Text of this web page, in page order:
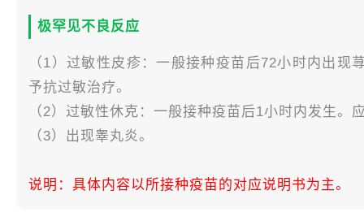
极罕见不良反应
（1）过敏性皮疹：一般接种疫苗后72小时内出现
予抗过敏治疗。
（2）过敏性休克：一般接种疫苗后1小时内发生。
（3）出现睾丸炎。
说明：具体内容以所接种疫苗的对应说明书为主。